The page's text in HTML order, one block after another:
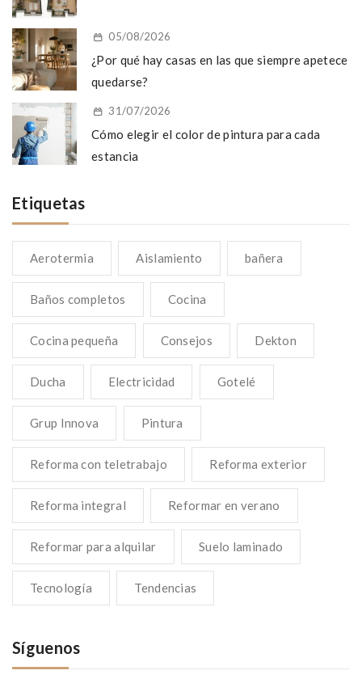
05/08/2026
¿Por qué hay casas en las que siempre apetece
quedarse?
31/07/2026
Cómo elegir el color de pintura para cada
estancia
Etiquetas
Aerotermia Aislamiento bañera
Baños completos Cocina
Cocina pequeña Consejos Dekton
Ducha Electricidad Gotelé
Grup Innova Pintura
Reforma con teletrabajo Reforma exterior
Reforma integral Reformar en verano
Reformar para alquilar Suelo laminado
Tecnología Tendencias
Síguenos